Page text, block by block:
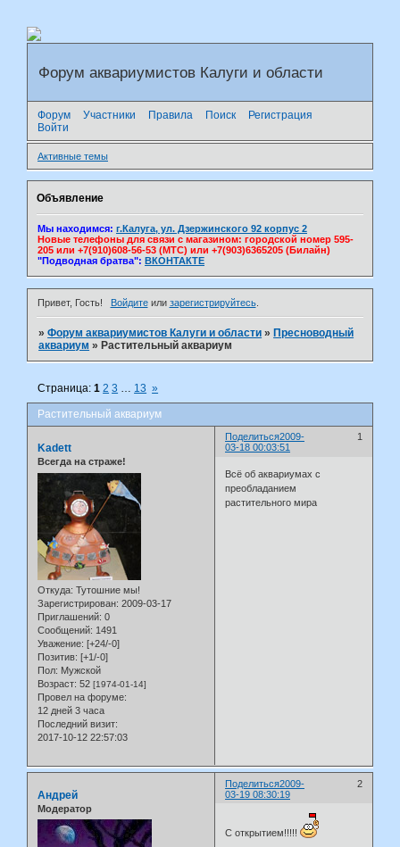
Форум аквариумистов Калуги и области
Форум Участники Правила Поиск
Регистрация
Войти
Активные темы
Объявление
Мы находимся: г.Калуга, ул. Дзержинского 92 корпус 2
Новые телефоны для связи с магазином: городской номер 595-
205 или +7(910)608-56-53 (МТС) или +7(903)6365205 (Билайн)
"Подводная братва": ВКОНТАКТЕ
Привет, Гость! Войдитеили зарегистрируйтесь.
»Форум аквариумистов Калуги и области » Пресноводный
аквариум » Растительный аквариум
Растительный аквариум
Страница:1 2 3 … 13 »
Поделиться 1
2009-
03-18 00:03:51
Kadett
Всегда на страже!
Откуда: Тутошние мы!
Зарегистрирован: 2009-03-17
Приглашений: 0
Сообщений: 1491
Уважение: [+24/-0]
Позитив: [+1/-0]
Пол: Мужской
Возраст: 52 [1974-01-14]
Провел на форуме:
12 дней 3 часа
Последний визит:
2017-10-12 22:57:03
Всё об аквариумах с
преобладанием
растительного мира
Поделиться 2
2009-
03-19 08:30:19
Андрей
Модератор
С открытием!!!!!